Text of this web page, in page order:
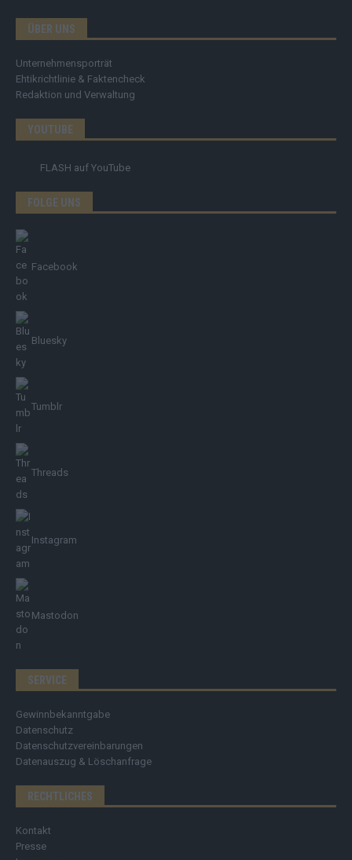
ÜBER UNS
Unternehmensporträt
Ehtikrichtlinie & Faktencheck
Redaktion und Verwaltung
YOUTUBE
FLASH auf YouTube
FOLGE UNS
Facebook
Bluesky
Tumblr
Threads
Instagram
Mastodon
SERVICE
Gewinnbekanntgabe
Datenschutz
Datenschutzvereinbarungen
Datenauszug & Löschanfrage
RECHTLICHES
Kontakt
Presse